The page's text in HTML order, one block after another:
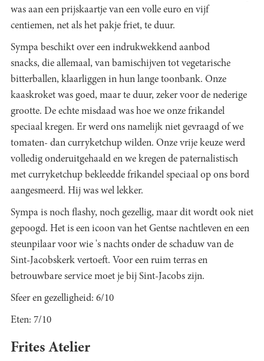
was aan een prijskaartje van een volle euro en vijf
centiemen, net als het pakje friet, te duur.
Sympa beschikt over een indrukwekkend aanbod
snacks, die allemaal, van bamischijven tot vegetarische
bitterballen, klaarliggen in hun lange toonbank. Onze
kaaskroket was goed, maar te duur, zeker voor de nederige
grootte. De echte misdaad was hoe we onze frikandel
speciaal kregen. Er werd ons namelijk niet gevraagd of we
tomaten- dan curryketchup wilden. Onze vrije keuze werd
volledig onderuitgehaald en we kregen de paternalistisch
met curryketchup bekleedde frikandel speciaal op ons bord
aangesmeerd. Hij was wel lekker.
Sympa is noch flashy, noch gezellig, maar dit wordt ook niet
gepoogd. Het is een icoon van het Gentse nachtleven en een
steunpilaar voor wie 's nachts onder de schaduw van de
Sint-Jacobskerk vertoeft. Voor een ruim terras en
betrouwbare service moet je bij Sint-Jacobs zijn.
Sfeer en gezelligheid: 6/10
Eten: 7/10
Frites Atelier